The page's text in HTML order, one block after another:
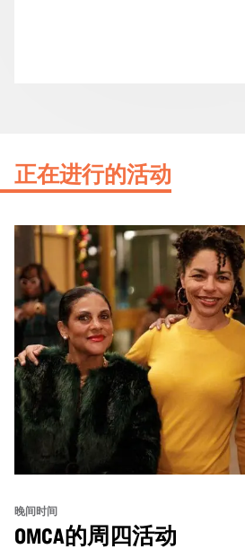
正在进行的活动
晚间时间
OMCA的周四活动